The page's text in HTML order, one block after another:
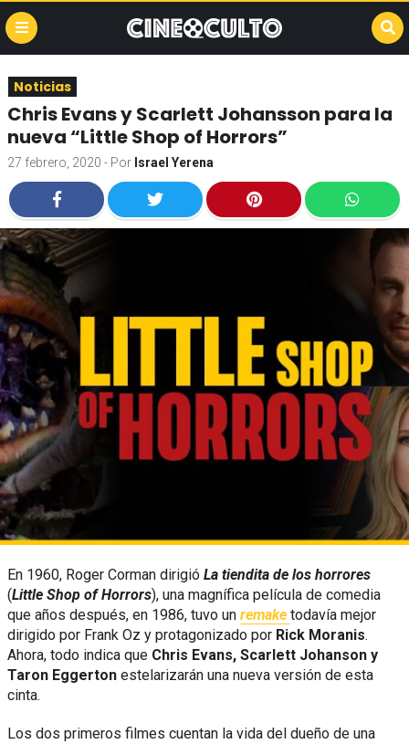
Noticias
Chris Evans y Scarlett Johansson para la
nueva “Little Shop of Horrors”
27 febrero, 2020 - Por Israel Yerena
En 1960, Roger Corman dirigió La tiendita de los horrores
(Little Shop of Horrors), una magnífica película de comedia
que años después, en 1986, tuvo un remake todavía mejor
dirigido por Frank Oz y protagonizado por Rick Moranis.
Ahora, todo indica que Chris Evans, Scarlett Johanson y
Taron Eggerton estelarizarán una nueva versión de esta
cinta.
Los dos primeros filmes cuentan la vida del dueño de una